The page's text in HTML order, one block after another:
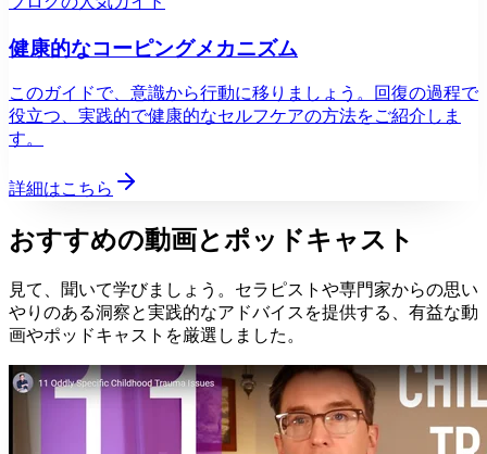
健康的なコーピングメカニズム
このガイドで、意識から行動に移りましょう。回復の過程で
役立つ、実践的で健康的なセルフケアの方法をご紹介しま
す。
詳細はこちら
おすすめの動画とポッドキャスト
見て、聞いて学びましょう。セラピストや専門家からの思い
やりのある洞察と実践的なアドバイスを提供する、有益な動
画やポッドキャストを厳選しました。